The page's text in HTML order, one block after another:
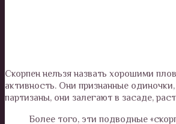
Скорпен нельзя назвать хорошими
активность. Они признанные
партизаны, они залегают в засаде,
Более того, эти подводные